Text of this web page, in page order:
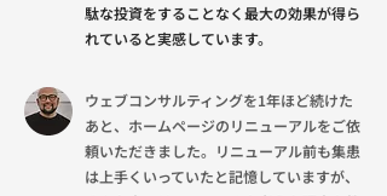
駄な投資をすることなく最大の効果が得ら
れていると実感しています。
ウェブコンサルティングを1年ほど続けた
あと、ホームページのリニューアルをご依
頼いただきました。リニューアル前も集患
は上手くいっていたと記憶していますが、